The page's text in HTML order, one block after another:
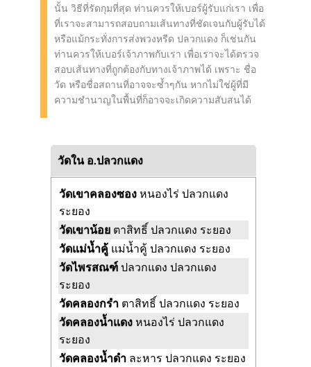
นั้น วิธีที่รัดกุมที่สุด ท่านควรให้เบอร์ผู้รับแก่เรา เพื่อ
ที่เราจะสามารถสอบถามเส้นทางที่ชัดเจนกับผู้รับได้
หรือแม้กระทั่งการส่งพวงหรีด ปลวกแดง ก็เช่นกัน
ท่านควรให้เบอร์เจ้าภาพกับเรา เพื่อเราจะได้ตรวจ
สอบเส้นทางที่ถูกต้องกับทางเจ้าภาพได้ เพราะ ชื่อ
วัด หรือชื่อสถานที่อาจจะซ้ำๆกัน หากไม่ใช่ผู้ที่มี
ความชำนาญในพื้นที่ก็อาจจะเกิดความสับสนได้
วัดใน อ.ปลวกแดง
วัดเขาคลองซองหนองไร่ ปลวกแดง
ระยอง
วัดเขาน้อย ตาสิทธิ์ ปลวกแดง ระยอง
วัดแม่น้ำคู้ แม่น้ำคู้ ปลวกแดง ระยอง
วัดไพรสณฑ์ปลวกแดง ปลวกแดง
ระยอง
วัดคลองกรำ ตาสิทธิ์ ปลวกแดง ระยอง
วัดคลองน้ำแดงหนองไร่ ปลวกแดง
ระยอง
วัดคลองน้ำดำ ละหาร ปลวกแดง ระยอง